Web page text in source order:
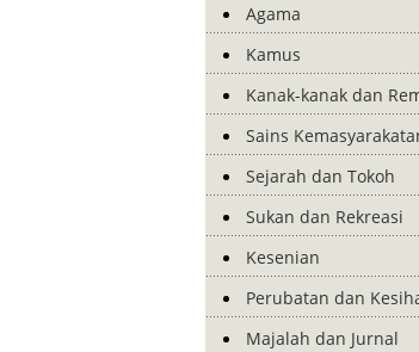
Agama
Kamus
Kanak-kanak dan
Sains
Sejarah dan Tokoh
Sukan dan Rekreasi
Kesenian
Perubatan dan
Majalah dan Jurnal